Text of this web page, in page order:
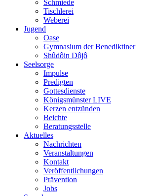
Schmiede
Tischlerei
Weberei
Jugend
Oase
Gymnasium der Benediktiner
Shûdôin Dôjô
Seelsorge
Impulse
Predigten
Gottesdienste
Königsmünster LIVE
Kerzen entzünden
Beichte
Beratungsstelle
Aktuelles
Nachrichten
Veranstaltungen
Kontakt
Veröffentlichungen
Prävention
Jobs